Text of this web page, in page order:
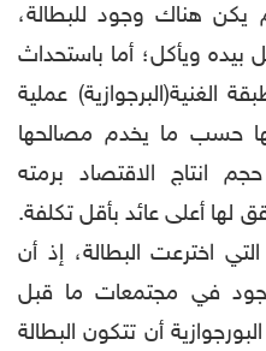
يكن هناك وجود للبطالة،
ويأكل؛ أما باستحداث
الغنية(البرجوازية) عملية
حسب ما يخدم مصالحها
انتاج الاقتصاد برمته
لها أعلى عائد بأقل تكلفة.
اخترعت البطالة، إذ أن
في مجتمعات ما قبل
أن تتكون البطالة